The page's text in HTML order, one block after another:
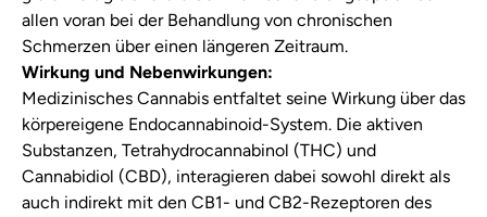
allen voran bei der Behandlung von chronischen
Schmerzen über einen längeren Zeitraum.
Wirkung und Nebenwirkungen:
Medizinisches Cannabis entfaltet seine Wirkung über das
körpereigene Endocannabinoid-System. Die aktiven
Substanzen, Tetrahydrocannabinol (THC) und
Cannabidiol (CBD), interagieren dabei sowohl direkt als
auch indirekt mit den CB1- und CB2-Rezeptoren des